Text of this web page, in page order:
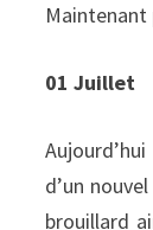
Maintenant
01 Juillet
d’un
brouillard